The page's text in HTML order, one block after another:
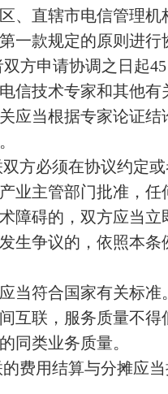
、直辖市电信管理
一款规定的原则进
方申请协调之日起
信技术专家和其他
应当根据专家论证
必须在协议约定或
业主管部门批准，
障碍的，双方应当
生争议的，依照本
符合国家有关标准
互联，服务质量不
同类业务质量。
用结算与分摊应当